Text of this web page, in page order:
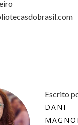
Escrito
DANI